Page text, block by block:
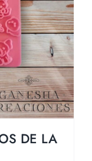
DE LA